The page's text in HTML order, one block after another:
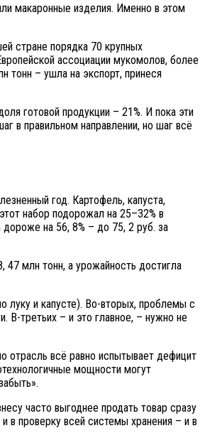
макаронные изделия. Именно в этом
стране порядка 70 крупных
ассоциации мукомолов, более
тонн – ушла на экспорт, принеся
готовой продукции – 21%. И пока эти
в правильном направлении, но шаг всё
год. Картофель, капуста,
набор подорожал на 25–32% в
дороже на 56, 8% – до 75, 2 руб. за
млн тонн, а урожайность достигла
луку и капусте). Во-вторых, проблемы с
В-третьих – и это главное, – нужно не
отрасль всё равно испытывает дефицит
мощности могут
часто выгоднее продать товар сразу
в проверку всей системы хранения – и в